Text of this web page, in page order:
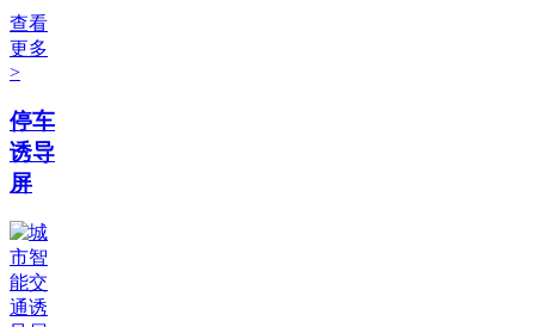
查看
更多
>
停车
诱导
屏